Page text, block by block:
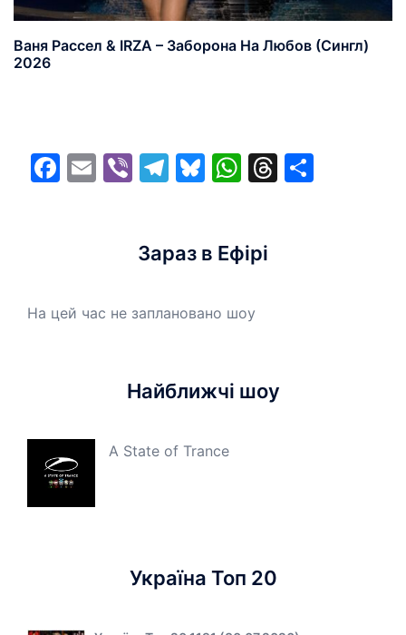
Ваня Рассел & IRZA – Заборона На Любов (Сингл)
2026
Facebook
EmailViberTelegram
Bluesky
WhatsApp
Threads
Зараз в Ефірі
На цей час не заплановано шоу
Найближчі шоу
A State of Trance
Україна Топ 20